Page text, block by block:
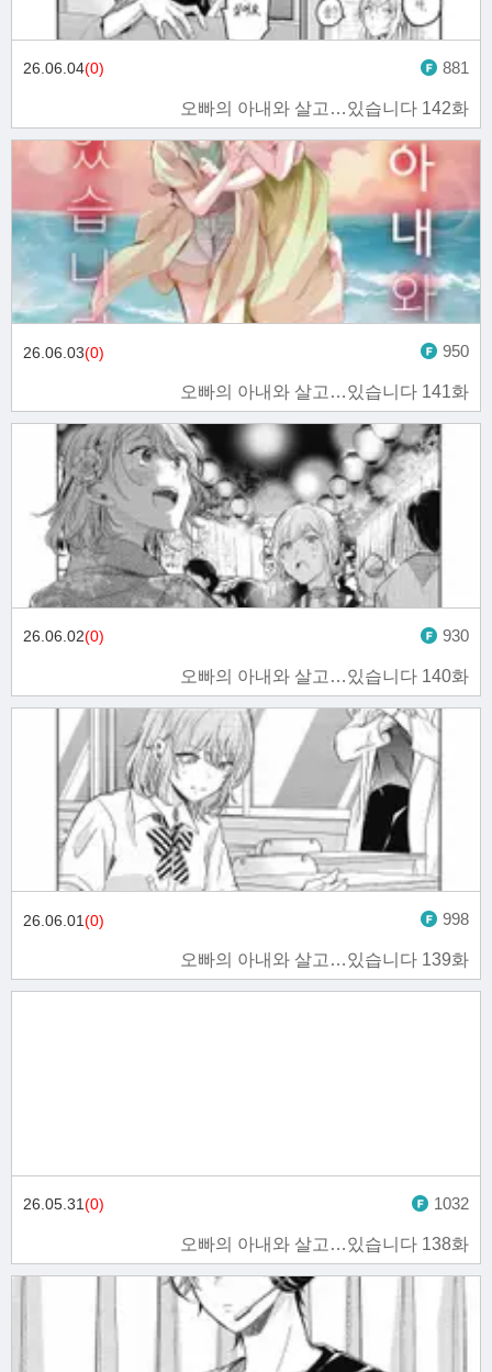
오빠의 아내와 살고…있습니다 142화
26.06.04(0) 881
오빠의 아내와 살고…있습니다 141화
26.06.03(0) 950
오빠의 아내와 살고…있습니다 140화
26.06.02(0) 930
오빠의 아내와 살고…있습니다 139화
26.06.01(0) 998
오빠의 아내와 살고…있습니다 138화
26.05.31(0) 1032